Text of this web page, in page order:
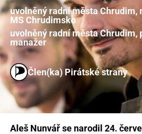
uvolněný radní města Chrudim,
MS Chrudimsko
uvolněný radní města Chrudim,
manažer
Člen(ka) Pirátské strany
Aleš Nunvář se narodil 24.